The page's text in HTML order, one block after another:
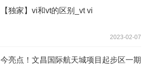
【独家】vi和vt的区别_vt vi
2023-02-07
今亮点！文昌国际航天城项目起步区一期